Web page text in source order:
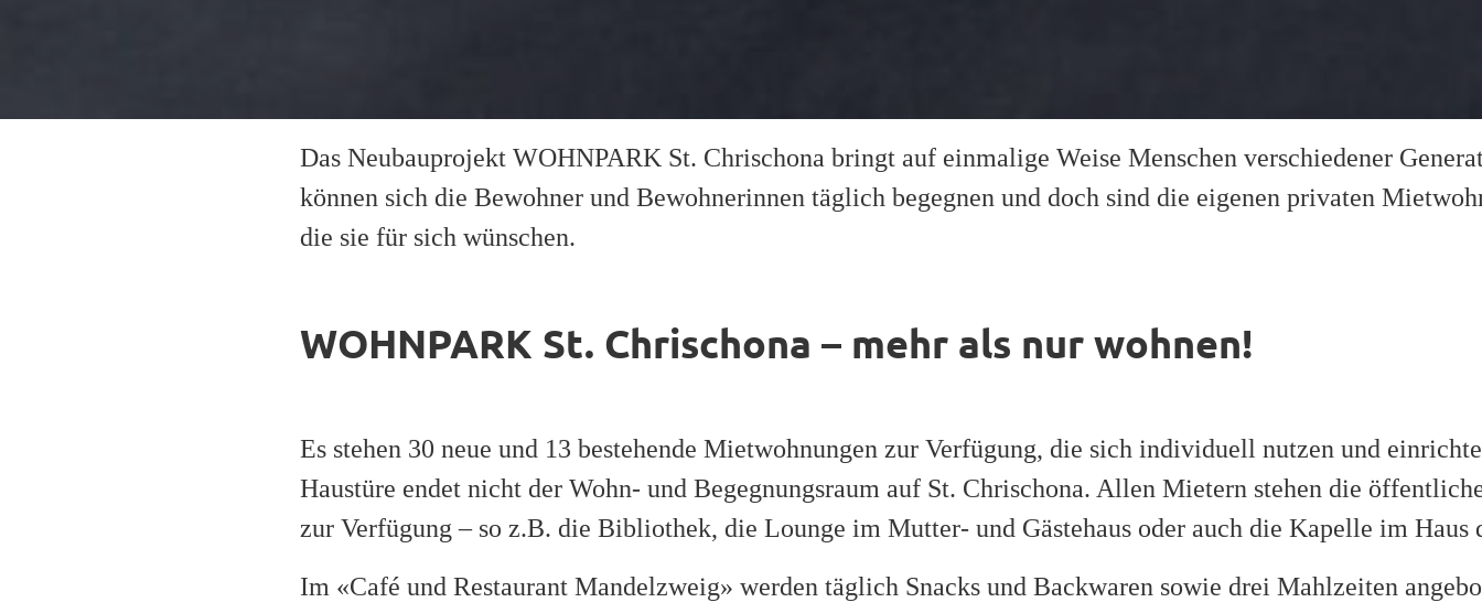
Das Neubauprojekt WOHNPARK St. Chrischona bringt auf einmalige Weise Menschen verschiedener
können sich die Bewohner und Bewohnerinnen täglich begegnen und doch sind die eigenen privaten
die sie für sich wünschen.
WOHNPARK St. Chrischona – mehr als nur wohnen!
Es stehen 30 neue und 13 bestehende Mietwohnungen zur Verfügung, die sich individuell nutzen und
Haustüre endet nicht der Wohn- und Begegnungsraum auf St. Chrischona. Allen Mietern stehen die
zur Verfügung – so z.B. die Bibliothek, die Lounge im Mutter- und Gästehaus oder auch die Kapelle im Haus
Im «Café und Restaurant Mandelzweig» werden täglich Snacks und Backwaren sowie drei Mahlzeiten